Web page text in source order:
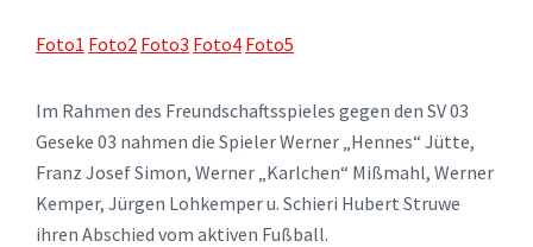
Foto1 Foto2 Foto3 Foto4 Foto5
Im Rahmen des Freundschaftsspieles gegen den SV 03
Geseke 03 nahmen die Spieler Werner „Hennes“ Jütte,
Franz Josef Simon, Werner „Karlchen“ Mißmahl, Werner
Kemper, Jürgen Lohkemper u. Schieri Hubert Struwe
ihren Abschied vom aktiven Fußball.